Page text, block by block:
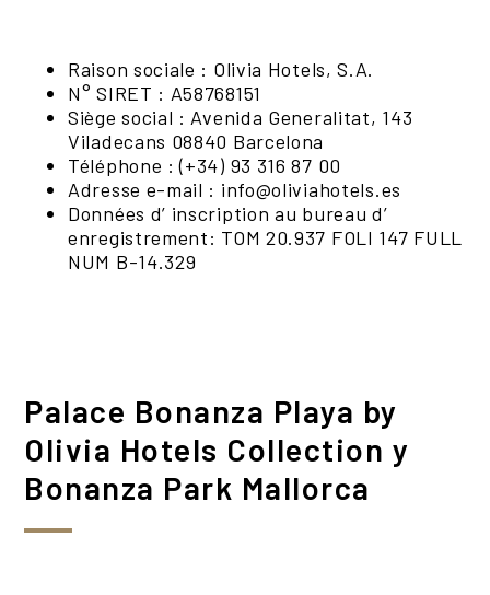
Raison sociale : Olivia Hotels, S.A.
N° SIRET : A58768151
Siège social : Avenida Generalitat, 143
Viladecans 08840 Barcelona
Téléphone : (+34) 93 316 87 00
Adresse e-mail : info@oliviahotels.es
Données d’ inscription au bureau d’
enregistrement: TOM 20.937 FOLI 147 FULL
NUM B-14.329
Palace Bonanza Playa by
Olivia Hotels Collection y
Bonanza Park Mallorca